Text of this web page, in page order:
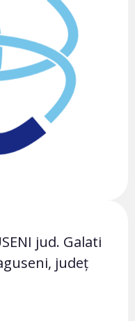
jud. Galati
județ